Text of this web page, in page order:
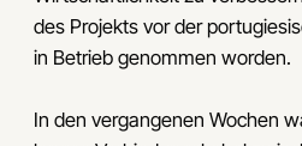
des Projekts vor der
in Betrieb genommen worden.
In den vergangenen Wochen